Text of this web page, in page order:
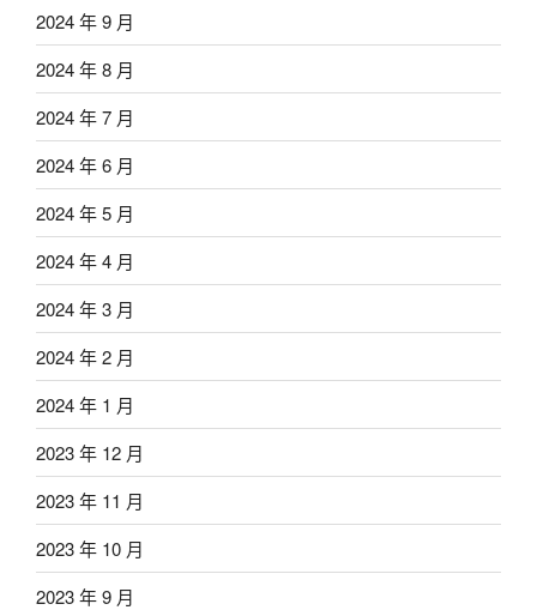
2024 年 9 月
2024 年 8 月
2024 年 7 月
2024 年 6 月
2024 年 5 月
2024 年 4 月
2024 年 3 月
2024 年 2 月
2024 年 1 月
2023 年 12 月
2023 年 11 月
2023 年 10 月
2023 年 9 月